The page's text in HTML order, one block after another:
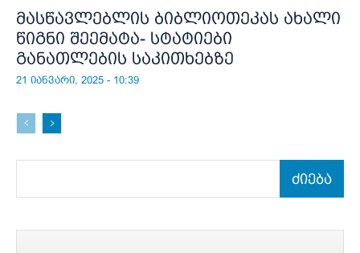
მასწავლებლის ბიბლიოთეკას ახალი
წიგნი შეემატა- სტატიები
განათლების საკითხებზე
21 იანვარი, 2025 - 10:39
ძიება